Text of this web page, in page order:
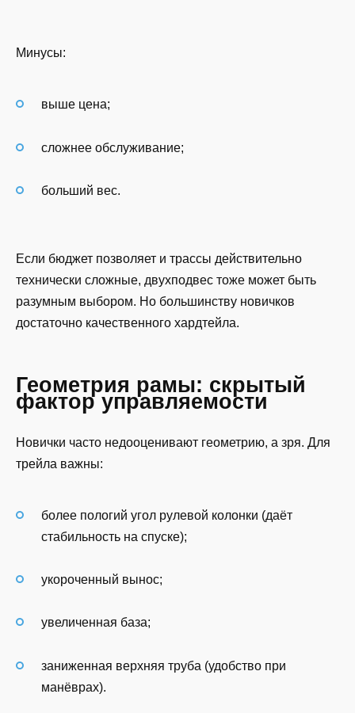
Минусы:
выше цена;
сложнее обслуживание;
больший вес.
Если бюджет позволяет и трассы действительно
технически сложные, двухподвес тоже может быть
разумным выбором. Но большинству новичков
достаточно качественного хардтейла.
Геометрия рамы: скрытый
фактор управляемости
Новички часто недооценивают геометрию, а зря. Для
трейла важны:
более пологий угол рулевой колонки (даёт
стабильность на спуске);
укороченный вынос;
увеличенная база;
заниженная верхняя труба (удобство при
манёврах).